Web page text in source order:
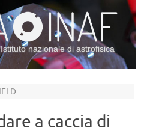
nazionale di astrofisica
a caccia di